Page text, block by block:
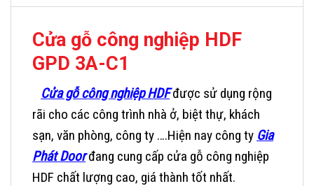
Cửa gỗ công nghiệp HDF
GPD 3A-C1
Cửa gỗ công nghiệp HDFđược sử dụng rộng
rãi cho các công trình nhà ở, biệt thự, khách
sạn, văn phòng, công ty ….Hiện nay công ty Gia
Phát Doorđang cung cấp cửa gỗ công nghiệp
HDF chất lượng cao, giá thành tốt nhất.